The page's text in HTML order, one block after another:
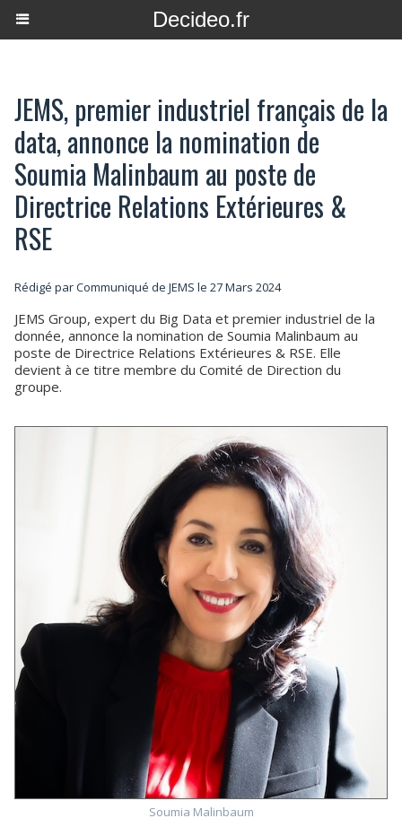
Decideo.fr
JEMS, premier industriel français de la
data, annonce la nomination de
Soumia Malinbaum au poste de
Directrice Relations Extérieures &
RSE
Rédigé par Communiqué de JEMS le 27 Mars 2024
JEMS Group, expert du Big Data et premier industriel de la
donnée, annonce la nomination de Soumia Malinbaum au
poste de Directrice Relations Extérieures & RSE. Elle
devient à ce titre membre du Comité de Direction du
groupe.
Soumia Malinbaum